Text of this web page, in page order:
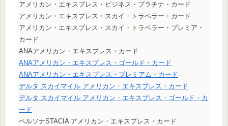
アメリカン・エキスプレス・ビジネス・プラチナ・カード
アメリカン・エキスプレス・スカイ・トラベラー・カード
アメリカン・エキスプレス・スカイ・トラベラー・プレミア・
カード
ANAアメリカン・エキスプレス・カード
ANAアメリカン・エキスプレス・ゴールド・カード
ANAアメリカン・エキスプレス・プレミアム・カード
デルタ スカイマイル アメリカン・エキスプレス・カード
デルタ スカイマイル アメリカン・エキスプレス・ゴールド・カ
ード
ペルソナSTACIA アメリカン・エキスプレス・カード